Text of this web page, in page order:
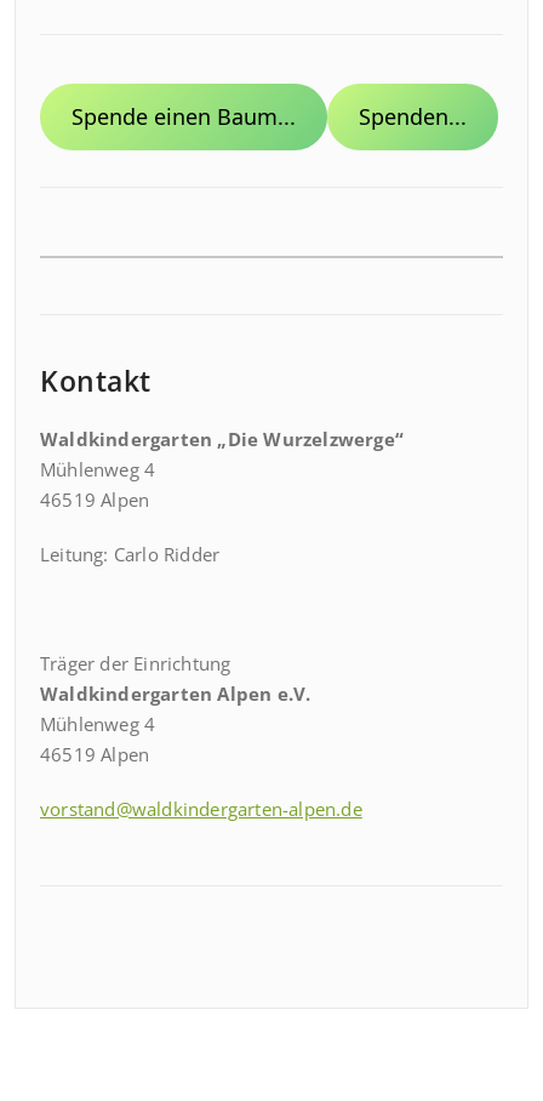
Spende einen Baum... Spenden...
Kontakt
Waldkindergarten „Die Wurzelzwerge“
Mühlenweg 4
46519 Alpen
Leitung: Carlo Ridder
Träger der Einrichtung
Waldkindergarten Alpen e.V.
Mühlenweg 4
46519 Alpen
vorstand@waldkindergarten-alpen.de